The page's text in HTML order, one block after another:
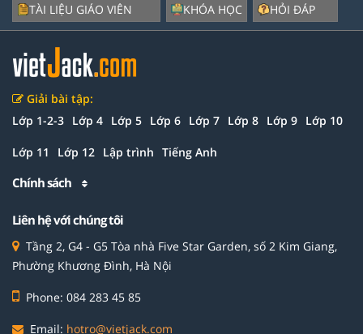
TÀI LIỆU GIÁO VIÊN
KHÓA HỌC
HỎI ĐÁP
Giải bài tập:
Lớp 1-2-3 Lớp 4 Lớp 5 Lớp 6 Lớp 7 Lớp 8 Lớp 9 Lớp 10
Lớp 11 Lớp 12 Lập trình Tiếng Anh
Chính sách
Liên hệ với chúng tôi
Tầng 2, G4 - G5 Tòa nhà Five Star Garden, số 2 Kim Giang,
Phường Khương Đình, Hà Nội
Phone: 084 283 45 85
Email: hotro@vietjack.com